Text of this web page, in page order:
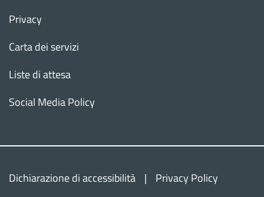
Privacy
Carta dei servizi
Liste di attesa
Social Media Policy
Dichiarazione di accessibilità Privacy Policy